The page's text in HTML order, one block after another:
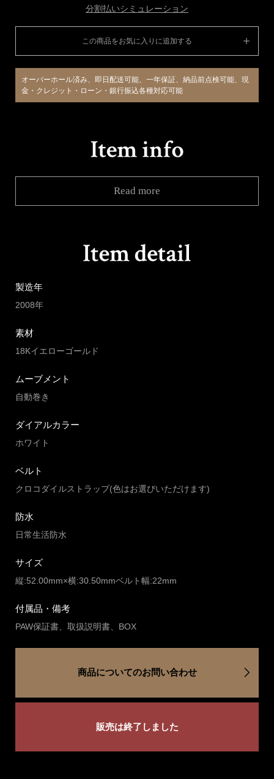
分割払いシミュレーション
この商品をお気に入りに追加する
オーバーホール済み、即日配送可能、一年保証、納品前点検可能、現
金・クレジット・ローン・銀行振込各種対応可能
Read more
製造年
2008年
素材
18Kイエローゴールド
ムーブメント
自動巻き
ダイアルカラー
ホワイト
ベルト
クロコダイルストラップ(色はお選びいただけます)
防水
日常生活防水
サイズ
縦:52.00mm×横:30.50mmベルト幅:22mm
付属品・備考
PAW保証書、取扱説明書、BOX
商品についてのお問い合わせ
販売は終了しました